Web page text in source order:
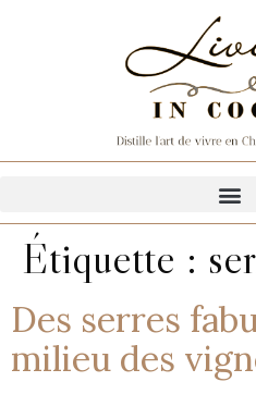
Étiquette :
Des serres
milieu des